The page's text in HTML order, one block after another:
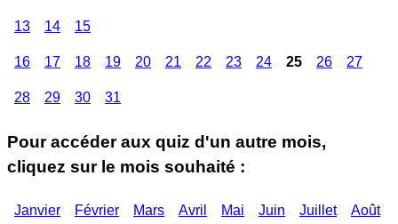
13 14 15
16 17 18 19 20 21 22 23 24 25 26 27
28 29 30 31
Pour accéder aux quiz d'un autre mois,
cliquez sur le mois souhaité :
Janvier Février Mars Avril Mai Juin Juillet Août